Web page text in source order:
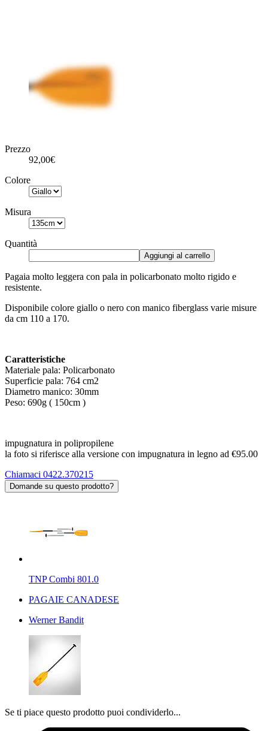
Prezzo
92,00€
Colore
Misura
Quantità
Aggiungi al carrello
Pagaia molto leggera con pala in policarbonato molto rigido e
resistente.
Disponibile colore giallo o nero con manico fiberglass varie misure
da cm 110 a 170.
Caratteristiche
Materiale pala: Policarbonato
Superficie pala: 764 cm2
Diametro manico: 30mm
Peso: 690g ( 150cm )
impugnatura in polipropilene
la foto si riferisce alla versione con impugnatura in legno ad €95.00
Chiamaci 0422.370215
Domande su questo prodotto?
TNP Combi 801.0
PAGAIE CANADESE
Werner Bandit
Se ti piace questo prodotto puoi condividerlo...